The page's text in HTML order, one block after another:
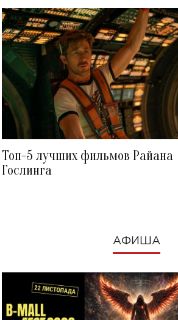
Топ-5 лучших фильмов Райана
Гослинга
АФИША